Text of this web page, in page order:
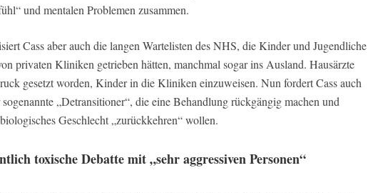
und mentalen Problemen zusammen.
Cass aber auch die langen Wartelisten des NHS, die Kinder und Jugendliche
privaten Kliniken getrieben hätten, manchmal sogar ins Ausland. Hausärzte
gesetzt worden, Kinder in die Kliniken einzuweisen. Nun fordert Cass auch
„Detransitioner“, die eine Behandlung rückgängig machen und
Geschlecht „zurückkehren“ wollen.
toxische Debatte mit „sehr aggressiven Personen“